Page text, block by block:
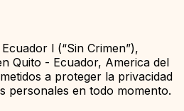
l (“Sin Crimen”),
Quito - Ecuador, America del
a proteger la privacidad
personales en todo momento.